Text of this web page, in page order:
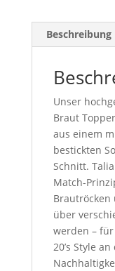
Beschreibung
Unser
Braut
aus einem
bestickten
Schnitt.
Match-
Brautröcken
über
werden –
20’s Style